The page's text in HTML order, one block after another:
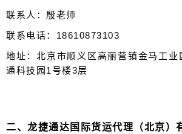
联系人：殷老师
联系电话：18610873103
地址：北京市顺义区高丽营镇金马工业
通科技园1号楼3层
二、 龙捷通达国际货运代理（北京）